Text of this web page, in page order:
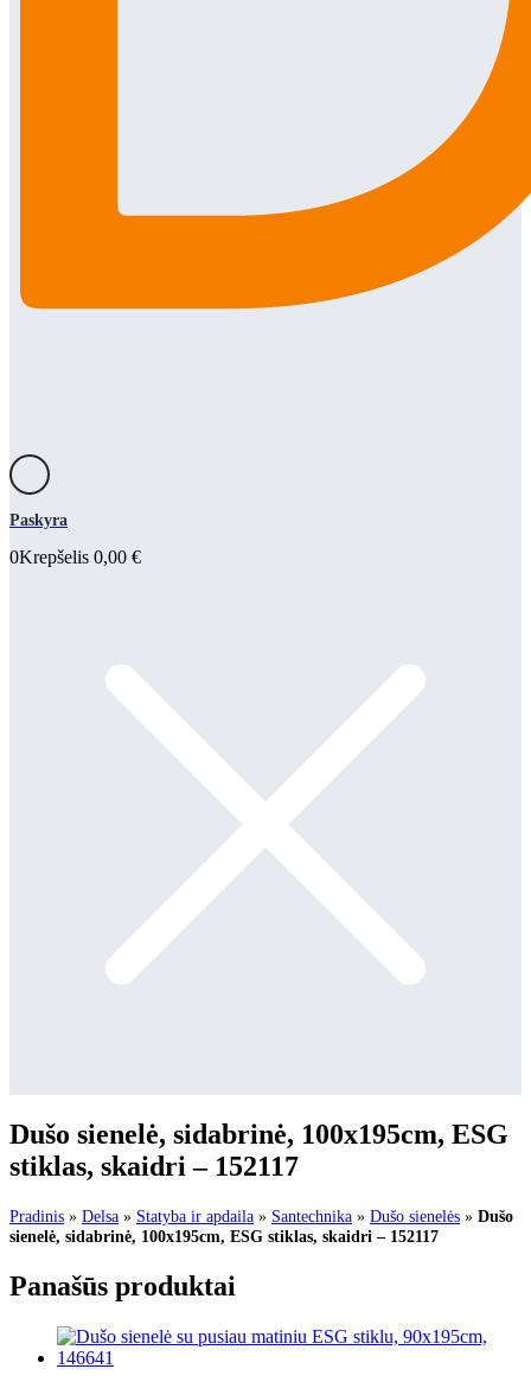
Paskyra
0Krepšelis 0,00 €
Dušo sienelė, sidabrinė, 100x195cm, ESG
stiklas, skaidri – 152117
Pradinis » Delsa » Statyba ir apdaila » Santechnika » Dušo sienelės » Dušo
sienelė, sidabrinė, 100x195cm, ESG stiklas, skaidri – 152117
Panašūs produktai